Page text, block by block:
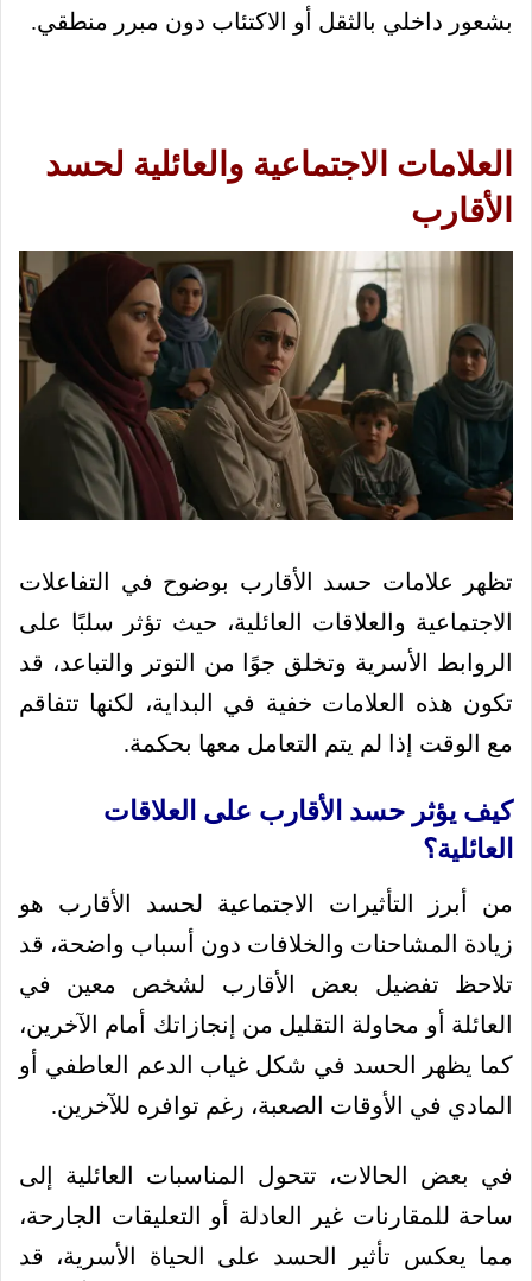
بشعور داخلي بالثقل أو الاكتئاب دون مبرر منطقي.
العلامات الاجتماعية والعائلية لحسد
الأقارب
تظهر علامات حسد الأقارب بوضوح في التفاعلات
الاجتماعية والعلاقات العائلية، حيث تؤثر سلبًا على
الروابط الأسرية وتخلق جوًا من التوتر والتباعد، قد
تكون هذه العلامات خفية في البداية، لكنها تتفاقم
مع الوقت إذا لم يتم التعامل معها بحكمة.
كيف يؤثر حسد الأقارب على العلاقات
العائلية؟
من أبرز التأثيرات الاجتماعية لحسد الأقارب هو
زيادة المشاحنات والخلافات دون أسباب واضحة، قد
تلاحظ تفضيل بعض الأقارب لشخص معين في
العائلة أو محاولة التقليل من إنجازاتك أمام الآخرين،
كما يظهر الحسد في شكل غياب الدعم العاطفي أو
المادي في الأوقات الصعبة، رغم توافره للآخرين.
في بعض الحالات، تتحول المناسبات العائلية إلى
ساحة للمقارنات غير العادلة أو التعليقات الجارحة،
مما يعكس تأثير الحسد على الحياة الأسرية، قد